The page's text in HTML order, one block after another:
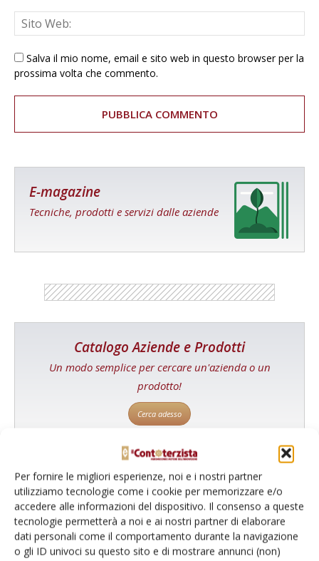
Per fornire le migliori esperienze, noi e i nostri partner
utilizziamo tecnologie come i cookie per memorizzare e/o
accedere alle informazioni del dispositivo. Il consenso a queste
tecnologie permetterà a noi e ai nostri partner di elaborare
dati personali come il comportamento durante la navigazione
o gli ID univoci su questo sito e di mostrare annunci (non)
Salva il mio nome, email e sito web in questo browser per la
prossima volta che commento.
E-magazine
Tecniche, prodotti e servizi dalle aziende
Catalogo Aziende e Prodotti
Un modo semplice per cercare un'azienda o un
prodotto!
Cerca adesso
L'Esperto risponde
I consigli di Terra e Vita agli agricoltori
Cerca adesso